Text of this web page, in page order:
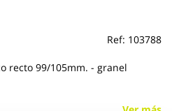
Ref: 103788
recto 99/105mm. - granel